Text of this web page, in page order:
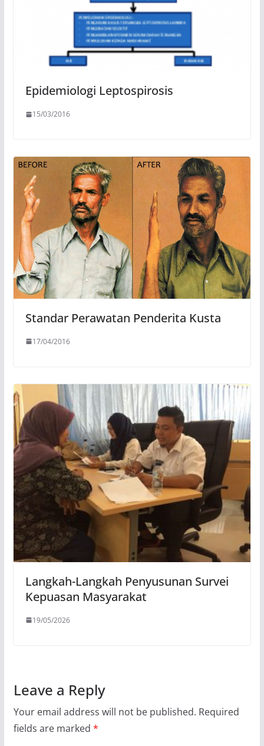
Epidemiologi Leptospirosis
15/03/2016
Standar Perawatan Penderita Kusta
17/04/2016
Langkah-Langkah Penyusunan Survei
Kepuasan Masyarakat
19/05/2026
Leave a Reply
Your email address will not be published. Required
fields are marked *